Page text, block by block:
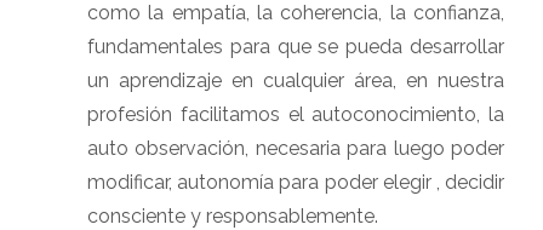
como la empatía, la coherencia, la confianza,
fundamentales para que se pueda desarrollar
un aprendizaje en cualquier área, en nuestra
profesión facilitamos el autoconocimiento, la
auto observación, necesaria para luego poder
modificar, autonomía para poder elegir , decidir
consciente y responsablemente.